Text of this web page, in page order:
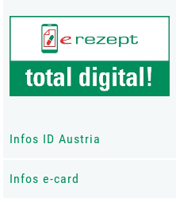
Infos ID Austria
Infos e-card